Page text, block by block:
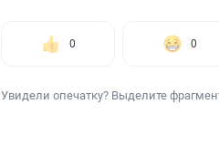
0 0
Увидели опечатку? Выделите